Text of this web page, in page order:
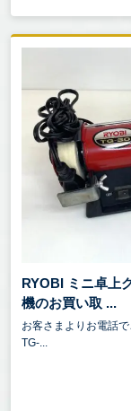
RYOBI ミニ卓上
機のお買い取 ...
お客さまよりお電話
TG-...